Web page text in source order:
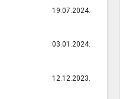
19.07.2024.
03.01.2024.
12.12.2023.